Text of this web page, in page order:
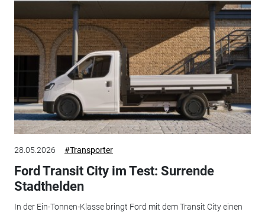
28.05.2026 #Transporter
Ford Transit City im Test: Surrende
Stadthelden
In der Ein-Tonnen-Klasse bringt Ford mit dem Transit City einen